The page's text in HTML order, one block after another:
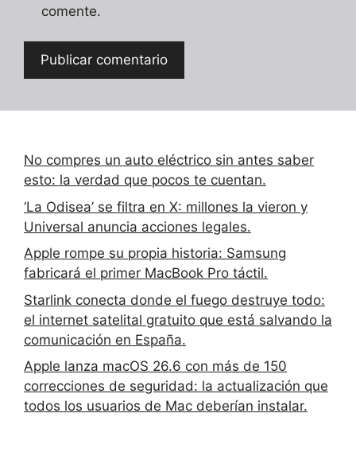
comente.
No compres un auto eléctrico sin antes saber
esto: la verdad que pocos te cuentan.
‘La Odisea’ se filtra en X: millones la vieron y
Universal anuncia acciones legales.
Apple rompe su propia historia: Samsung
fabricará el primer MacBook Pro táctil.
Starlink conecta donde el fuego destruye todo:
el internet satelital gratuito que está salvando la
comunicación en España.
Apple lanza macOS 26.6 con más de 150
correcciones de seguridad: la actualización que
todos los usuarios de Mac deberían instalar.